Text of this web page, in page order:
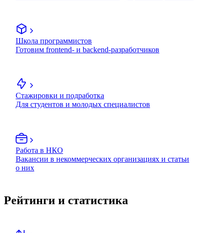
Школа программистов
Готовим frontend- и backend-разработчиков
Стажировки и подработка
Для студентов и молодых специалистов
Работа в НКО
Вакансии в некоммерческих организациях и статьи
о них
Рейтинги и статистика